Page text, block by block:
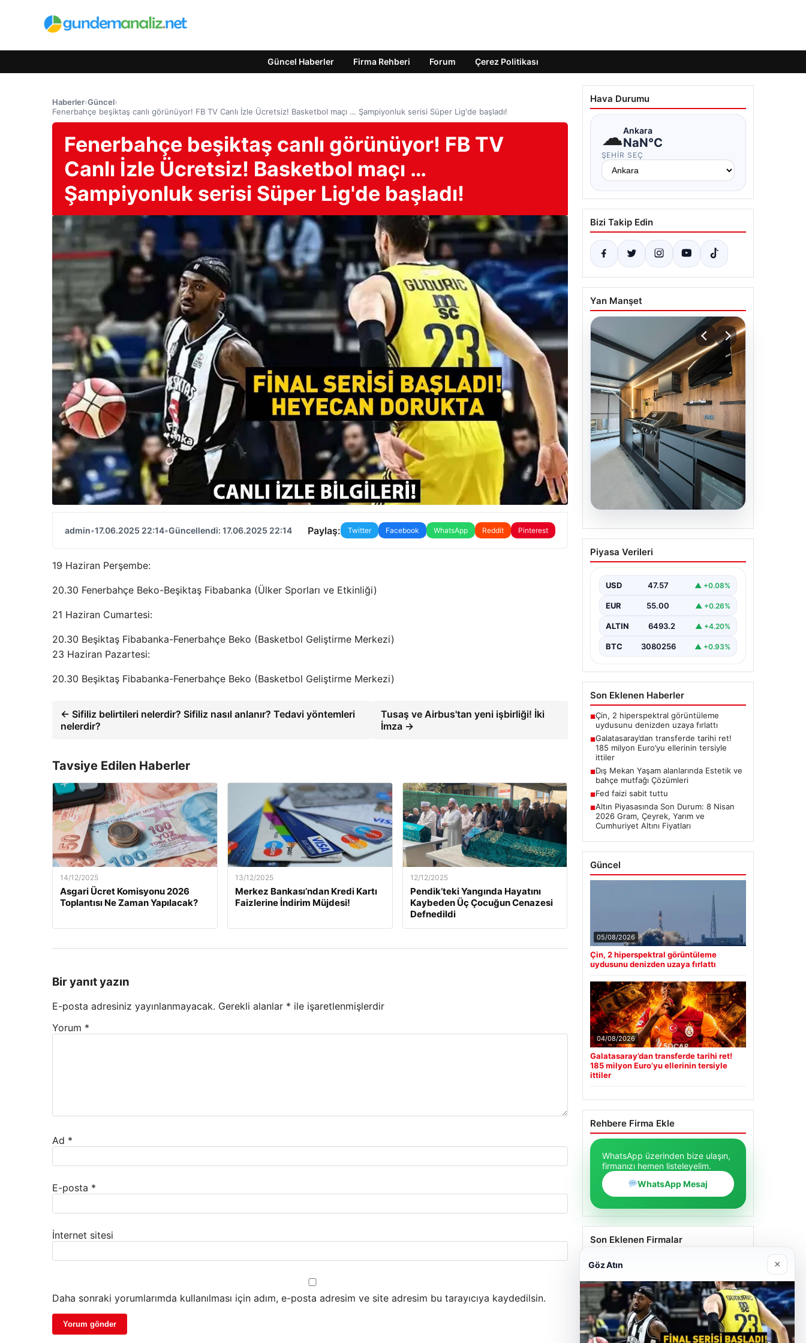
Güncel Haberler Firma Rehberi Forum Çerez Politikası
Haberler›Güncel›
Fenerbahçe beşiktaş canlı görünüyor! FB TV Canlı İzle Ücretsiz! Basketbol maçı … Şampiyonluk serisi Süper Lig'de başladı!
Fenerbahçe beşiktaş canlı görünüyor! FB TV
Canlı İzle Ücretsiz! Basketbol maçı …
Şampiyonluk serisi Süper Lig'de başladı!
admin•17.06.2025 22:14•Güncellendi: 17.06.2025 22:14 Paylaş: Twitter Facebook WhatsApp Reddit Pinterest
19 Haziran Perşembe:
20.30 Fenerbahçe Beko-Beşiktaş Fibabanka (Ülker Sporları ve Etkinliği)
21 Haziran Cumartesi:
20.30 Beşiktaş Fibabanka-Fenerbahçe Beko (Basketbol Geliştirme Merkezi)
23 Haziran Pazartesi:
20.30 Beşiktaş Fibabanka-Fenerbahçe Beko (Basketbol Geliştirme Merkezi)
← Sifiliz belirtileri nelerdir? Sifiliz nasıl anlanır? Tedavi yöntemleri
nelerdir?
Tusaş ve Airbus'tan yeni işbirliği! İki
İmza →
Tavsiye Edilen Haberler
14/12/2025
Asgari Ücret Komisyonu 2026
Toplantısı Ne Zaman Yapılacak?
13/12/2025
Merkez Bankası’ndan Kredi Kartı
Faizlerine İndirim Müjdesi!
12/12/2025
Pendik’teki Yangında Hayatını
Kaybeden Üç Çocuğun Cenazesi
Defnedildi
Bir yanıt yazın
E-posta adresiniz yayınlanmayacak. Gerekli alanlar * ile işaretlenmişlerdir
Yorum *
Ad *
E-posta *
İnternet sitesi
Daha sonraki yorumlarımda kullanılması için adım, e-posta adresim ve site adresim bu tarayıcıya kaydedilsin.
Hava Durumu
☁Ankara
NaN°C
ŞEHIR SEÇ
Bizi Takip Edin
Yan Manşet
03.08.2026
Fed faizi sabit tuttu
{“title”: “ABD Merkez Bankası Faiz
Oranını Sabit Tuttu”, “content”: “
ABD Merkez Bankası, piyasa…
Piyasa Verileri
47.57 ▲ +0.08%
55.00 ▲ +0.26%
BTC 3080256 ▲ +0.93%
Son Eklenen Haberler
Çin, 2 hiperspektral görüntüleme
Galatasaray’dan transferde tarihi ret!
185 milyon Euro’yu ellerinin tersiyle
ittiler
bahçe mutfağı Çözümleri
Altın Piyasasında Son Durum: 8 Nisan
2026 Gram, Çeyrek, Yarım ve
Cumhuriyet Altını Fiyatları
Güncel
05/08/2026
04/08/2026
Galatasaray’dan transferde tarihi ret!
185 milyon Euro’yu ellerinin tersiyle
ittiler
Rehbere Firma Ekle
WhatsApp üzerinden bize ulaşın,
firmanızı hemen listeleyelim.
Son Eklenen Firmalar
Trend Yapı Akustik
18/04/2026
Göz Atın ×